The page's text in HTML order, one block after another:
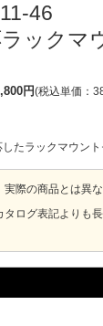
46
ックマ
円 税込単価
たラックマウント
際の商品とは異な
ログ表記よりも